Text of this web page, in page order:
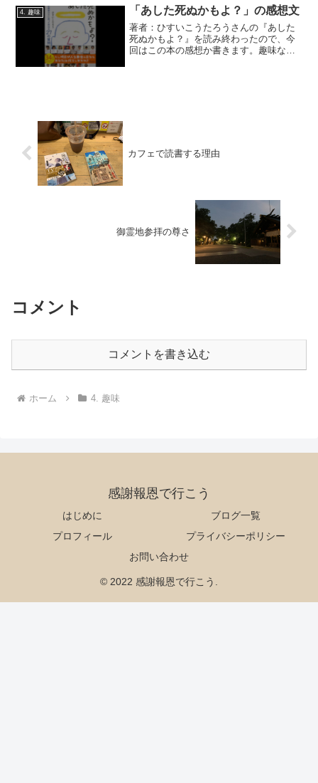
ら、そんなに収入がない人でも生活でき
る秘訣みたいなものが書か...
4. 趣味 「あした死ぬかもよ？」の感想文
著者：ひすいこうたろうさんの『あした
死ぬかもよ？』を読み終わったので、今
回はこの本の感想か書きます。趣味なん
カフェで読書する理由
御霊地参拝の尊さ
コメント
コメントを書き込む
ホーム 4. 趣味
感謝報恩で行こう
はじめに
ブログ一覧
プロフィール
プライバシーポリシー
お問い合わせ
© 2022 感謝報恩で行こう.